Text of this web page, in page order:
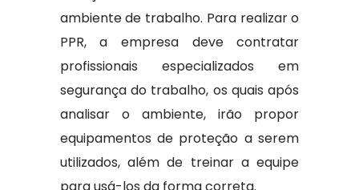
ambiente de trabalho. Para realizar o
PPR, a empresa deve contratar
profissionais especializados em
segurança do trabalho, os quais após
analisar o ambiente, irão propor
equipamentos de proteção a serem
utilizados, além de treinar a equipe